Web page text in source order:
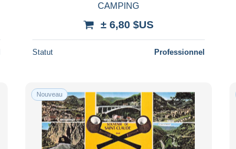
CAMPING
± 6,80 $US
Statut Professionnel
Nouveau